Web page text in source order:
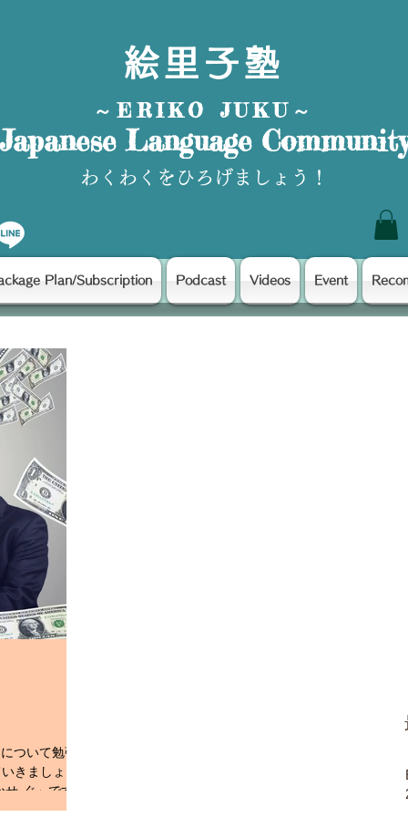
絵里子塾
～ERIKO JUKU～
Japanese Language
わくわくをひろげましょう！
Plan/Subscription Podcast Videos Event
ついて勉強
きましょ
‐ぐ」です。
。 ②働いて